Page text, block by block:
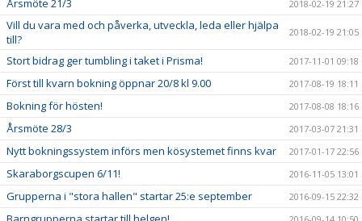
Årsmöte 21/3 2018-02-19 21:27
Vill du vara med och påverka, utveckla, leda eller hjälpa
till?
2018-02-19 21:05
Stort bidrag ger tumbling i taket i Prisma! 2017-11-01 09:18
Först till kvarn bokning öppnar 20/8 kl 9.00 2017-08-19 18:11
Bokning för hösten! 2017-08-08 18:16
Årsmöte 28/3 2017-03-07 21:31
Nytt bokningssystem införs men kösystemet finns kvar 2017-01-17 22:56
Skaraborgscupen 6/11! 2016-11-05 13:01
Grupperna i "stora hallen" startar 25:e september 2016-09-15 22:32